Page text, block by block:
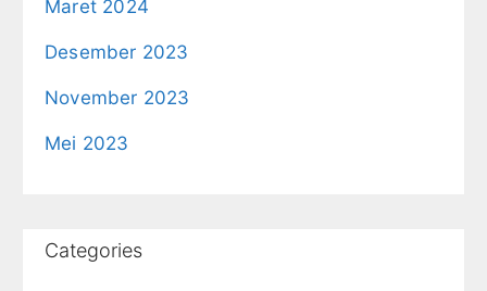
Maret 2024
Desember 2023
November 2023
Mei 2023
Categories